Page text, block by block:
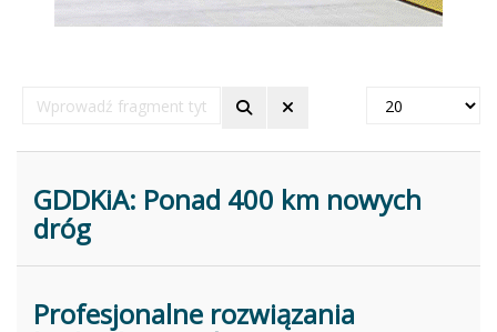
Wprowadź
fragment
Pokaż
GDDKiA: Ponad 400 km nowych
dróg
Profesjonalne rozwiązania